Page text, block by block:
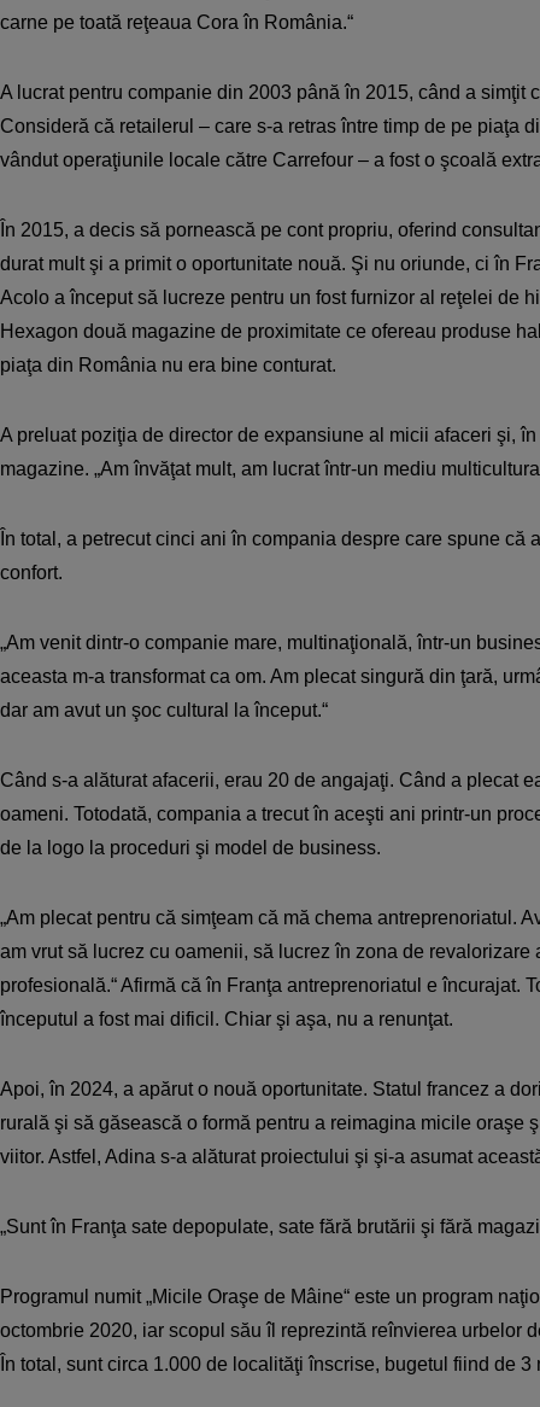
carne pe toată reţeaua Cora în România.“
A lucrat pentru companie din 2003 până în 2015, când a simţit
Consideră că retailerul – care s-a retras între timp de pe piaţa
vândut opera­ţiunile locale către Carrefour – a fost o şcoală
În 2015, a decis să pornească pe cont propriu, oferind
durat mult şi a primit o oportunitate nouă. Şi nu oriunde, ci în
Acolo a început să lucreze pentru un fost furnizor al reţelei de
Hexagon două magazine de proximitate ce ofereau produse
piaţa din România nu era bine conturat.
A preluat poziţia de director de expansiune al micii afaceri şi,
magazine. „Am învăţat mult, am lucrat într-un mediu
În total, a petrecut cinci ani în compania despre care spune că
confort.
„Am venit dintr-o companie mare, multinaţională, într-un
aceasta m-a transformat ca om. Am plecat singură din ţară,
dar am avut un şoc cultural la început.“
Când s-a alăturat afacerii, erau 20 de angajaţi. Când a plecat
oameni. Totodată, compania a trecut în aceşti ani printr-un
de la logo la proceduri şi model de business.
„Am plecat pentru că simţeam că mă chema antreprenoriatul.
am vrut să lucrez cu oamenii, să lucrez în zona de revalorizare
profesională.“ Afirmă că în Franţa antreprenoriatul e încurajat.
începutul a fost mai dificil. Chiar şi aşa, nu a renunţat.
Apoi, în 2024, a apărut o nouă oportunitate. Statul francez a
rurală şi să găsească o formă pentru a reimagina micile oraşe
viitor. Astfel, Adina s-a alăturat proiectului şi şi-a asumat
„Sunt în Franţa sate depopulate, sate fără brutării şi fără
Programul numit „Micile Oraşe de Mâine“ este un program
octombrie 2020, iar scopul său îl reprezintă reînvierea urbelor
În total, sunt circa 1.000 de localităţi înscrise, bugetul fiind de 3